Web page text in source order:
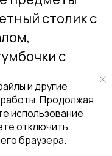
столик с
с
Отдайте
палитрам,
пастельные
и другие
работы. Продолжая
использование
отключить
браузера.